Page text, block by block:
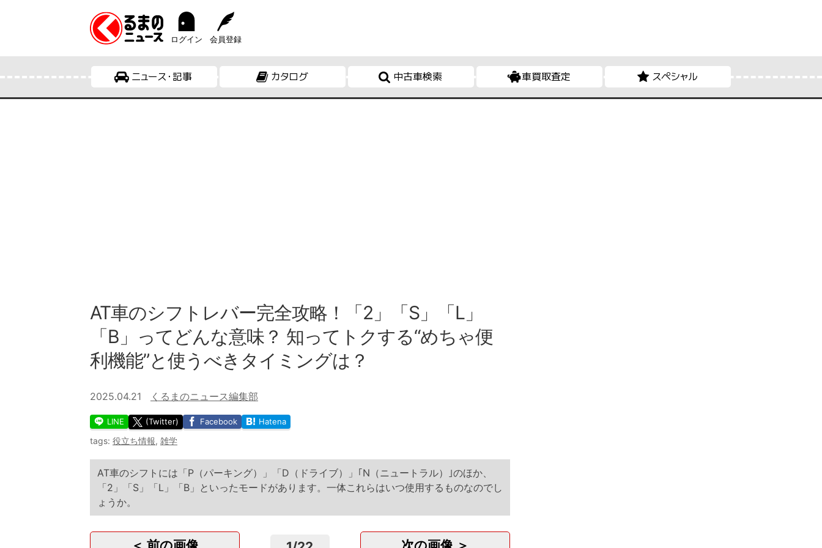
ログイン 会員登録
ニュース・記事 カタログ 中古車検索 車買取査定 スペシャル
AT車のシフトレバー完全攻略！「2」「S」「L」
「B」ってどんな意味？ 知ってトクする“めちゃ便
利機能”と使うべきタイミングは？
2025.04.21 くるまのニュース編集部
LINE (Twitter) Facebook Hatena
tags: 役立ち情報, 雑学
AT車のシフトには「P（パーキング）」「D（ドライブ）」｢N（ニュートラル）｣のほか、
「2」「S」「L」「B」といったモードがあります。一体これらはいつ使用するものなのでし
ょうか。
＜ 前の画像 次の画像 ＞